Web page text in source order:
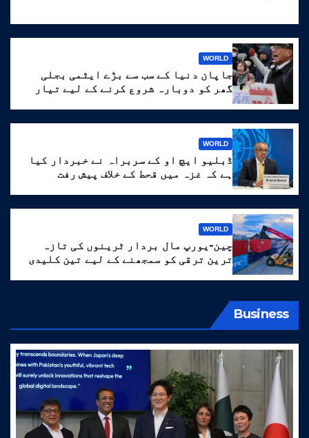
WORLD
جاپان دنیا کے سب سے بڑے ایٹمی بجلی
گھر کو دوبارہ شروع کرنے کے لیے تیار
WORLD
ڈبلیو ایچ او کے سربراہ نے خبردار کیا
ہے کہ غزہ میں قحط کے خلاف پیش رفت
WORLD
چین-یورپ مال بردار ٹرینوں کی تازہ
ترین ترقی کو سمجھنے کے لیے تین کلیدی
Business